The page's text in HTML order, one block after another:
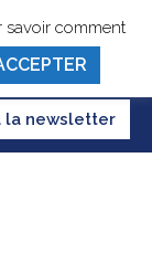
la newsletter
savoir comment